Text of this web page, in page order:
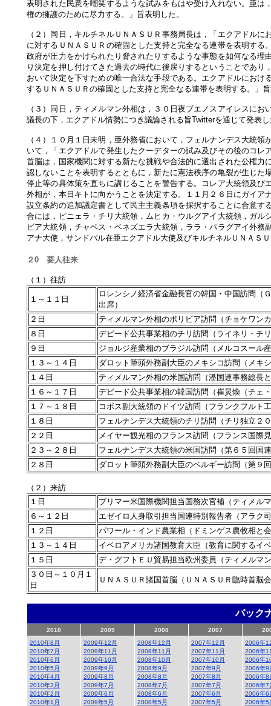
表明された民意を嘲笑するような試みをもはや受け入れない。亜
権の擁護のために尽力する。」旨表明した。
（２）同日，キルチネルＵＮＡＳＵＲ事務局長は，「エクアドル
に対するＵＮＡＳＵＲの確固とした支持と完全なる連帯を表明す
政府が圧力をかけられたり脅されたりするような事態を如何なる
り決定を押し付けてきた過去の時代に後戻りするということであ
おいて決定を下すための唯一合法な手段である。エクアドルにお
するＵＮＡＳＵＲの確固とした支持と完全なる連帯を表明する。」
（３）同日，ティメルマン外相は，３０日夜ブエノスアイレスに
議長の下，エクアドル情勢につき議論される旨Twitterを通じて発表
（４）１０月１日未明，亜外務省において，フェルナンデス大統
いて，「エクアドルで発生したクーデターの試み及びその後のコ
首脳は，国家機関に対する新たな挑戦や合法的に選出された公権
認しないことを表明するとともに，新たに憲法秩序の亀裂が生じ
停止等の具体策を直ちに講じることを警告する。コレア大統領及
外相が，本日キトに向かうことを決定する。１１月２６日にガイ
設立条約の追加議定書として民主主義条項を採択することに合意
合には，ピニェラ・チリ大統領，ムヒカ・ウルグアイ大統領，ガ
ビア大統領，チャベス・ベネズエラ大統領，ララ・パラグアイ外
アナ大使，サンドバル在亜エクアドル大使及びキルチネルＵＮＡＳ
２0 要人往来
（１）往訪
１～１１日
ロレンシノ経済省金融長官の韓国・中国訪問（
出席）
２日
ティメルマン外相のボリビア訪問（チョケワン
８日
デビード公共事業相のチリ訪問（ライネリ・チ
９日
ジョルジ産業相のブラジル訪問（メルコスール
１３～１４日
ダロット筆頭外務副大臣のメキシコ訪問（メキ
１４日
ティメルマン外相の米国訪問（潘国連事務総長
１６～１７日
デビード公共事業相の韓国訪問（崔炅煥（チェ
１７～１８日
コボス副大統領のドイツ訪問（フランクフルト
１８日
フェルナンデス大統領のチリ訪問（チリ独立２
２２日
メイヤー観光相のフランス訪問（フランス国際
２３～２８日
フェルナンデス大統領の米国訪問（第６５回国
２８日
ダロット筆頭外務副大臣のベルギー訪問（第９
（２）来訪
１日
ブリマー米国際機関担当国務次官補（ティメル
６～１２日
エゼイロ人身取引担当国連特別報告者（アラク
１２日
パワール・インド農業相（ドミンゲス農牧相と
１３～１４日
イベロアメリカ諸国教育大臣（教育に関するイ
１５日
デ・グフトＥＵ貿易担当欧州委員（ティメルマ
３０日～１０月１
日
ＵＮＡＳＵＲ諸国首脳（ＵＮＡＳＵＲ臨時首脳
バック
2010 2009 2008 2007
2010年8月
2010年7月
2010年6月
2010年5月
2010年4月
2010年3月
2010年2月
2010年1月
2009年12月
2009年11月
2009年10月
2009年9月
2009年8月
2009年7月
2009年6月
2009年5月
2008年12月
2008年11月
2008年10月
2008年9月
2008年8月
2008年7月
2008年6月
2008年5月
2007年12月
2007年11月
2007年10月
2007年9月
2007年8月
2007年7月
2007年6月
2007年5月
2006年
2006年
2006年
2006年9
2006年8
2006年7
2006年6
2006年5